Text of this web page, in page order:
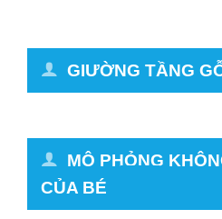
GIƯỜNG TẦNG
MÔ PHỎNG
CỦA BÉ